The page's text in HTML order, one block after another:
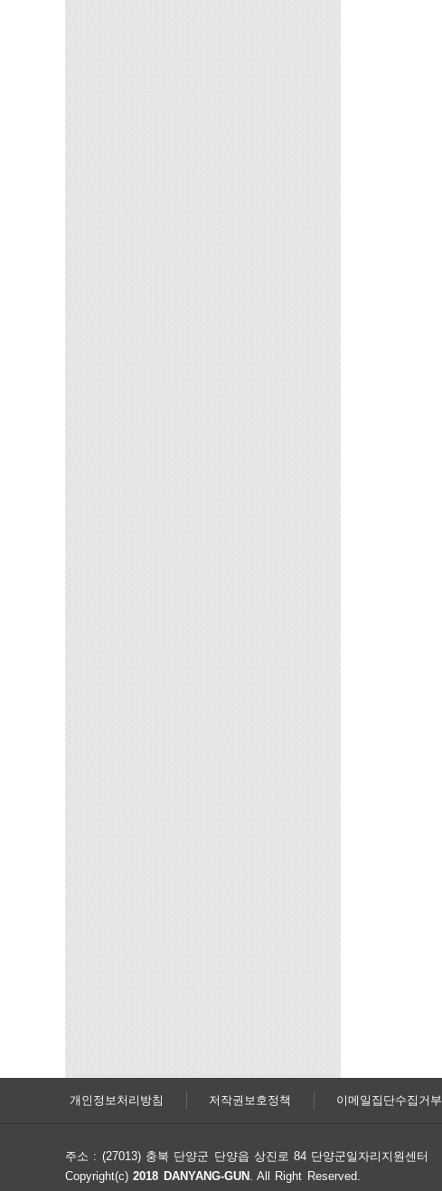
개인정보처리방침 저작권보호정책 이메일집단수집거부
주소 : (27013) 충북 단양군 단양읍 상진로 84 단양군일자리지원센터
Copyright(c)2018 DANYANG-GUN . All Right Reserved.